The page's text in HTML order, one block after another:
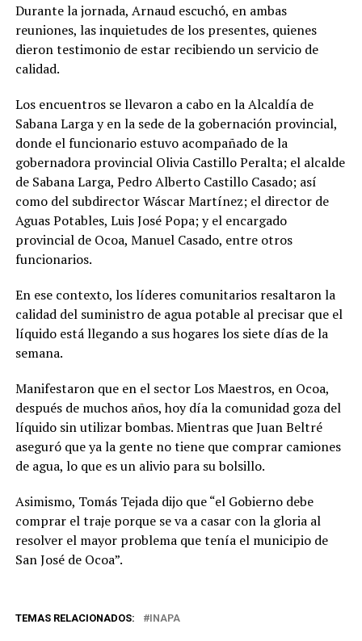
Durante la jornada, Arnaud escuchó, en ambas
reuniones, las inquietudes de los presentes, quienes
dieron testimonio de estar recibiendo un servicio de
calidad.
Los encuentros se llevaron a cabo en la Alcaldía de
Sabana Larga y en la sede de la gobernación provincial,
donde el funcionario estuvo acompañado de la
gobernadora provincial Olivia Castillo Peralta; el alcalde
de Sabana Larga, Pedro Alberto Castillo Casado; así
como del subdirector Wáscar Martínez; el director de
Aguas Potables, Luis José Popa; y el encargado
provincial de Ocoa, Manuel Casado, entre otros
funcionarios.
En ese contexto, los líderes comunitarios resaltaron la
calidad del suministro de agua potable al precisar que el
líquido está llegando a sus hogares los siete días de la
semana.
Manifestaron que en el sector Los Maestros, en Ocoa,
después de muchos años, hoy día la comunidad goza del
líquido sin utilizar bombas. Mientras que Juan Beltré
aseguró que ya la gente no tiene que comprar camiones
de agua, lo que es un alivio para su bolsillo.
Asimismo, Tomás Tejada dijo que “el Gobierno debe
comprar el traje porque se va a casar con la gloria al
resolver el mayor problema que tenía el municipio de
San José de Ocoa”.
TEMAS RELACIONADOS: INAPA